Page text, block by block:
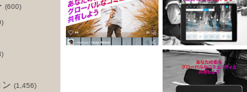
(600)
(1,456)